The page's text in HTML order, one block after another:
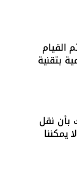
بتقنية
يمكننا